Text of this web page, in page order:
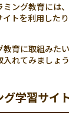
ング教育には
トを利用した
育に取組みた
れてみましょう
学習サイ